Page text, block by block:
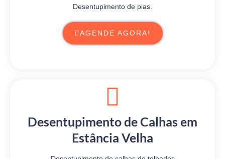
Desentupimento de pias.
AGENDE AGORA!
Desentupimento de Calhas em
Estância Velha